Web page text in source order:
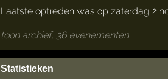
Laatste optreden was op zaterdag 2
toon archief, 36 evenementen
Statistieken